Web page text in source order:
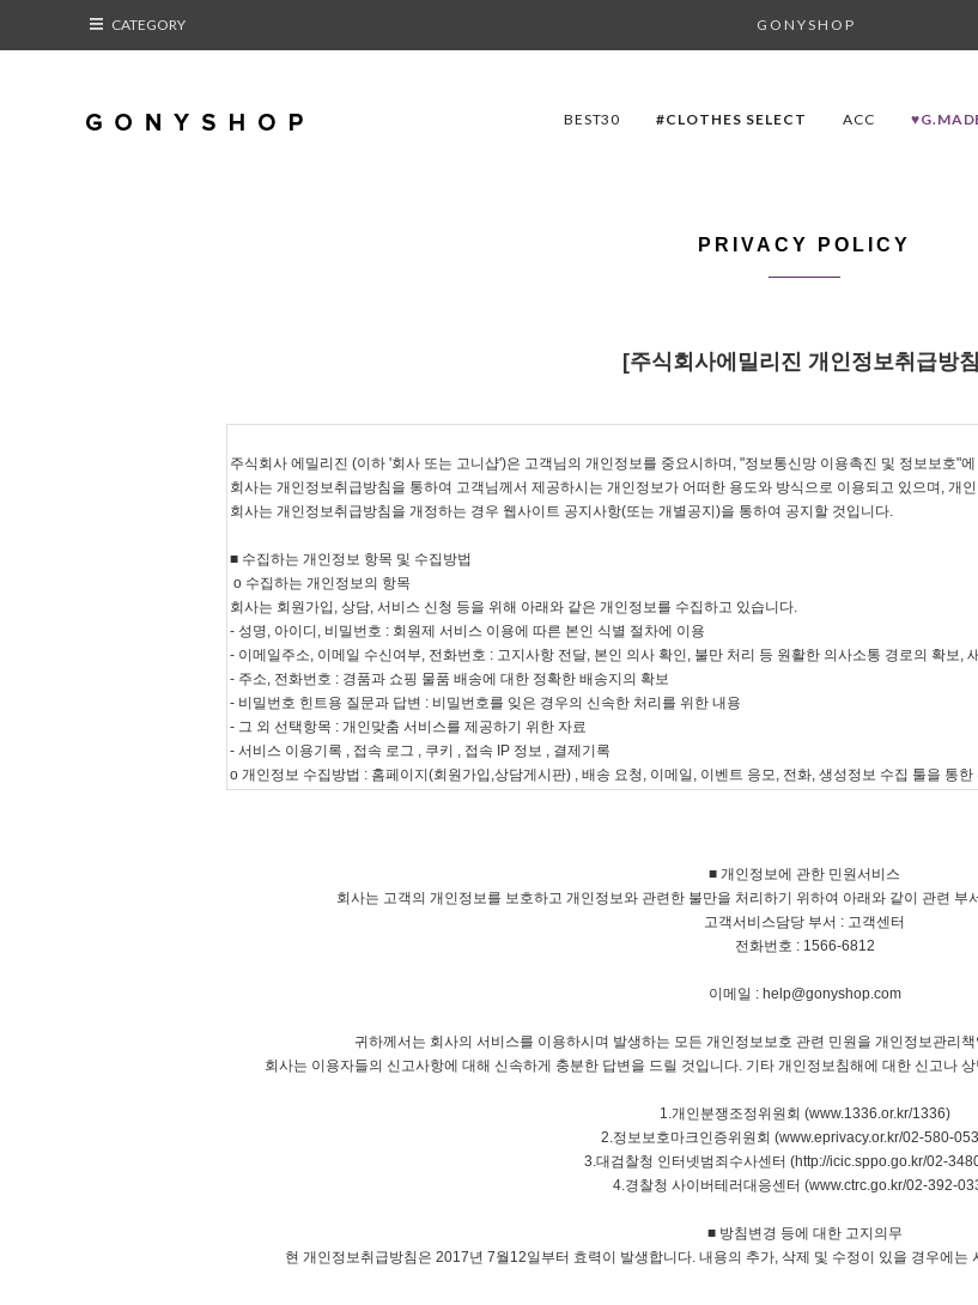
CATEGORY G O N Y S H O P
BEST30 #CLOTHES SELECT ACC
PRIVACY POLICY
[주식회사에밀리진 개인정보취급방
■ 개인정보에 관한 민원서비스
회사는 고객의 개인정보를 보호하고 개인정보와 관련한 불만을 처리하기 위하여 아래와 같이 관련
고객서비스담당 부서 : 고객센터
전화번호 : 1566-6812
이메일 : help@gonyshop.com
귀하께서는 회사의 서비스를 이용하시며 발생하는 모든 개인정보보호 관련 민원을 개인정보관리
회사는 이용자들의 신고사항에 대해 신속하게 충분한 답변을 드릴 것입니다. 기타 개인정보침해에 대한 신고나
1.개인분쟁조정위원회 (www.1336.or.kr/1336)
2.정보보호마크인증위원회 (www.eprivacy.or.kr/02-580-
3.대검찰청 인터넷범죄수사센터 (http://icic.sppo.go.kr/02-
4.경찰청 사이버테러대응센터 (www.ctrc.go.kr/02-392-
■ 방침변경 등에 대한 고지의무
현 개인정보취급방침은 2017년 7월12일부터 효력이 발생합니다. 내용의 추가, 삭제 및 수정이 있을 경우에